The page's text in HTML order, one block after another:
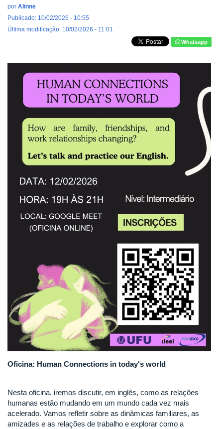
por Alinne
Publicado: 10/02/2026 - 10:55
Última modificação: 10/02/2026 - 11:01
Whatsapp
Oficina: Human Connections in today's world
Nesta oficina, iremos discutir, em inglês, como as relações
humanas estão mudando em um mundo cada vez mais
acelerado. Vamos refletir sobre as dinâmicas familiares, as
amizades e as relações de trabalho e explorar como a